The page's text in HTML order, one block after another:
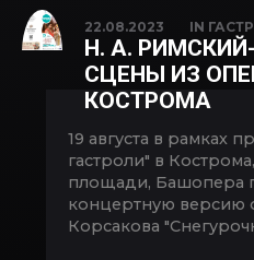
22.08.2023 IN
Н. А.
СЦЕНЫ ИЗ
КОСТРОМА
19 августа в рамках
гастроли" в
площади, Башопера
концертную версию
Корсакова